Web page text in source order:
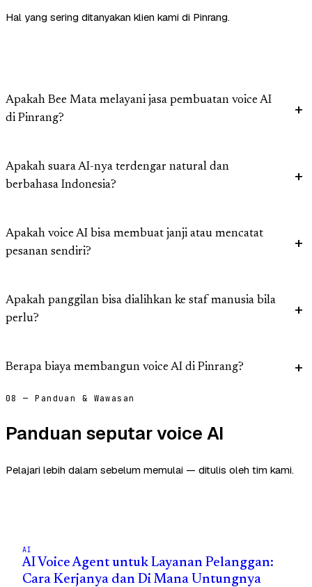
Hal yang sering ditanyakan klien kami di Pinrang.
Apakah Bee Mata melayani jasa pembuatan voice AI
di Pinrang?
Apakah suara AI-nya terdengar natural dan
berbahasa Indonesia?
Apakah voice AI bisa membuat janji atau mencatat
pesanan sendiri?
Apakah panggilan bisa dialihkan ke staf manusia bila
perlu?
Berapa biaya membangun voice AI di Pinrang?
08 — Panduan & Wawasan
Panduan seputar voice AI
Pelajari lebih dalam sebelum memulai — ditulis oleh tim kami.
AI
AI Voice Agent untuk Layanan Pelanggan:
Cara Kerjanya dan Di Mana Untungnya